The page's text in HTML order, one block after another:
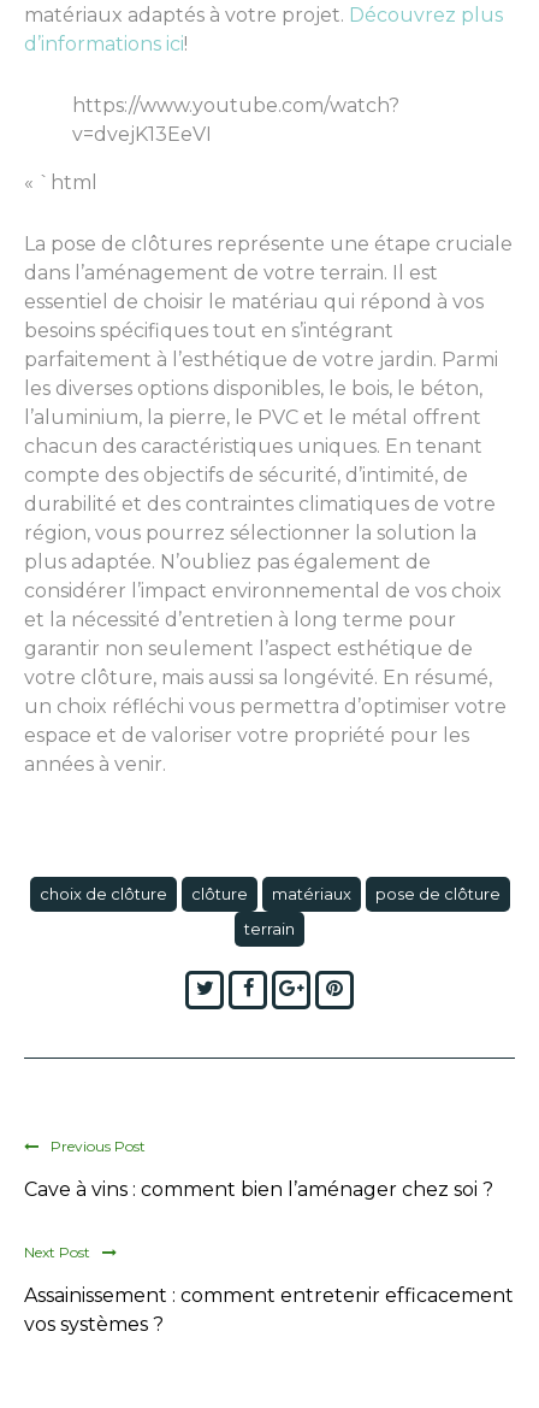
matériaux adaptés à votre projet. Découvrez plus
d’informations ici!
https://www.youtube.com/watch?
v=dvejK13EeVI
« `html
La pose de clôtures représente une étape cruciale
dans l’aménagement de votre terrain. Il est
essentiel de choisir le matériau qui répond à vos
besoins spécifiques tout en s’intégrant
parfaitement à l’esthétique de votre jardin. Parmi
les diverses options disponibles, le bois, le béton,
l’aluminium, la pierre, le PVC et le métal offrent
chacun des caractéristiques uniques. En tenant
compte des objectifs de sécurité, d’intimité, de
durabilité et des contraintes climatiques de votre
région, vous pourrez sélectionner la solution la
plus adaptée. N’oubliez pas également de
considérer l’impact environnemental de vos choix
et la nécessité d’entretien à long terme pour
garantir non seulement l’aspect esthétique de
votre clôture, mais aussi sa longévité. En résumé,
un choix réfléchi vous permettra d’optimiser votre
espace et de valoriser votre propriété pour les
années à venir.
choix de clôture clôture matériaux
pose de clôture
terrain
TwitterFacebook
Google+Pinterest
Previous Post
Cave à vins : comment bien l’aménager chez soi ?
Next Post
Assainissement : comment entretenir efficacement
vos systèmes ?